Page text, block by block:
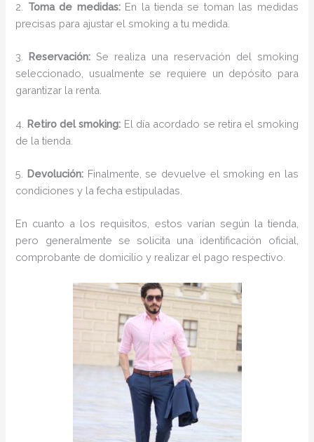
2. Toma de medidas:En la tienda se toman las medidas
precisas para ajustar el smoking a tu medida.
3. Reservación: Se realiza una reservación del smoking
seleccionado, usualmente se requiere un depósito para
garantizar la renta.
4. Retiro del smoking: El día acordado se retira el smoking
de la tienda.
5. Devolución: Finalmente, se devuelve el smoking en las
condiciones y la fecha estipuladas.
En cuanto a los requisitos, estos varían según la tienda,
pero generalmente se solicita una identificación oficial,
comprobante de domicilio y realizar el pago respectivo.